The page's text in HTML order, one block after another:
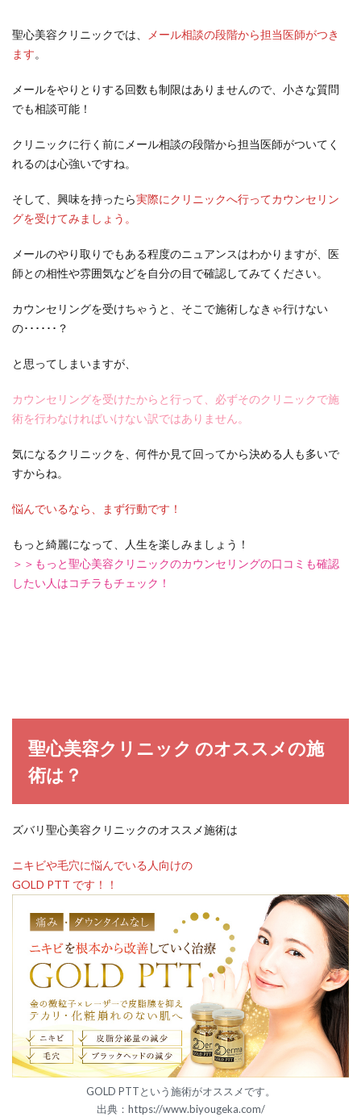
聖心美容クリニックでは、
メール相談の段階から担当医師がつき
ます。
メールをやりとりする回数も制限はありませんので、小さな質問
でも相談可能！
クリニックに行く前にメール相談の段階から担当医師がついてく
れるのは心強いですね。
そして、興味を持ったら実際にクリニックへ行ってカウンセリン
グを受けてみましょう。
メールのやり取りでもある程度のニュアンスはわかりますが、医
師との相性や雰囲気などを自分の目で確認してみてください。
カウンセリングを受けちゃうと、そこで施術しなきゃ行けない
の･･････？
と思ってしまいますが、
カウンセリングを受けたからと行って、必ずそのクリニックで施
術を行わなければいけない訳ではありません。
気になるクリニックを、何件か見て回ってから決める人も多いで
すからね。
悩んでいるなら、まず行動です！
もっと綺麗になって、人生を楽しみましょう！
＞＞もっと聖心美容クリニックのカウンセリングの口コミも確認
したい人はコチラもチェック！
聖心美容クリニック のオススメの施
術は？
ズバリ聖心美容クリニックのオススメ施術は
ニキビや毛穴に悩んでいる人向けの
GOLD PTT です！！
GOLD PTTという施術がオススメです。
出典：https://www.biyougeka.com/